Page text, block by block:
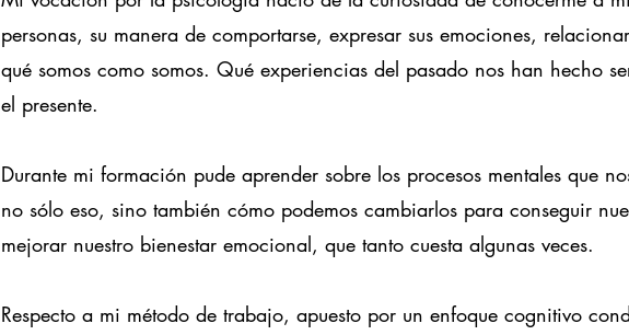
personas, su manera de comportarse, expresar sus emociones,
qué somos como somos. Qué experiencias del pasado nos han hecho
el presente.
Durante mi formación pude aprender sobre los procesos mentales que
no sólo eso, sino también cómo podemos cambiarlos para conseguir
mejorar nuestro bienestar emocional, que tanto cuesta algunas veces.
Respecto a mi método de trabajo, apuesto por un enfoque cognitivo